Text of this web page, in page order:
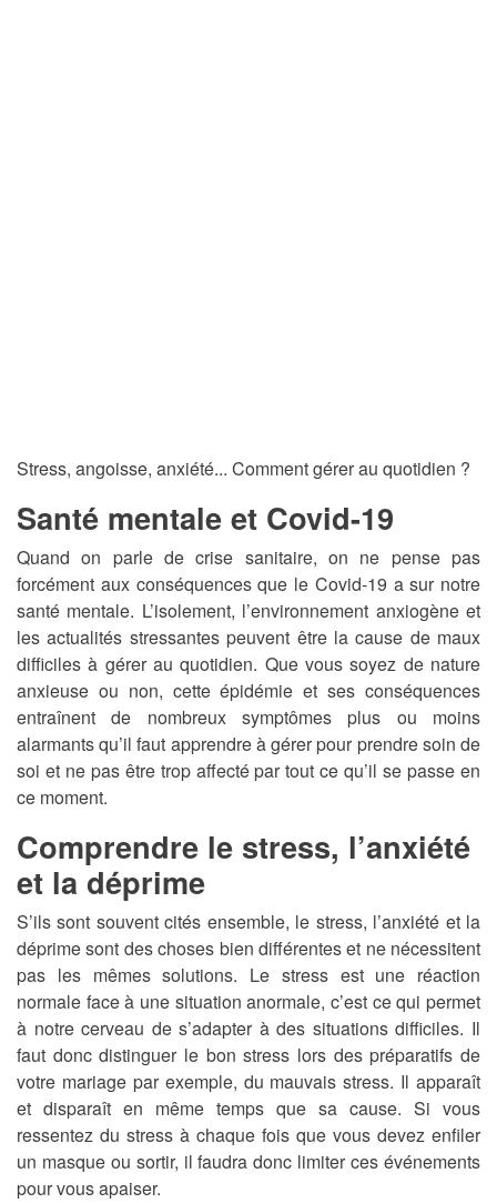
Stress, angoisse, anxiété... Comment gérer au quotidien ?
Santé mentale et Covid-19
Quand on parle de crise sanitaire, on ne pense pas
forcément aux conséquences que le Covid-19 a sur notre
santé mentale. L’isolement, l’environnement anxiogène et
les actualités stressantes peuvent être la cause de maux
difficiles à gérer au quotidien. Que vous soyez de nature
anxieuse ou non, cette épidémie et ses conséquences
entraînent de nombreux symptômes plus ou moins
alarmants qu’il faut apprendre à gérer pour prendre soin de
soi et ne pas être trop affecté par tout ce qu’il se passe en
ce moment.
Comprendre le stress, l’anxiété
et la déprime
S’ils sont souvent cités ensemble, le stress, l’anxiété et la
déprime sont des choses bien différentes et ne nécessitent
pas les mêmes solutions. Le stress est une réaction
normale face à une situation anormale, c’est ce qui permet
à notre cerveau de s’adapter à des situations difficiles. Il
faut donc distinguer le bon stress lors des préparatifs de
votre mariage par exemple, du mauvais stress. Il apparaît
et disparaît en même temps que sa cause. Si vous
ressentez du stress à chaque fois que vous devez enfiler
un masque ou sortir, il faudra donc limiter ces événements
pour vous apaiser.